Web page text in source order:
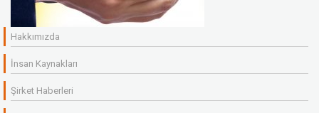
Hakkımızda
İnsan Kaynakları
Şirket Haberleri